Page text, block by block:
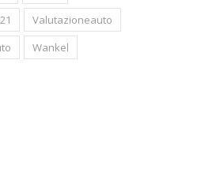
Valutazioneauto
Wankel